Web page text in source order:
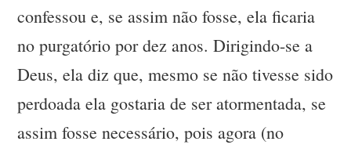
confessou e, se assim não fosse, ela ficaria
no purgatório por dez anos. Dirigindo-se a
Deus, ela diz que, mesmo se não tivesse sido
perdoada ela gostaria de ser atormentada, se
assim fosse necessário, pois agora (no